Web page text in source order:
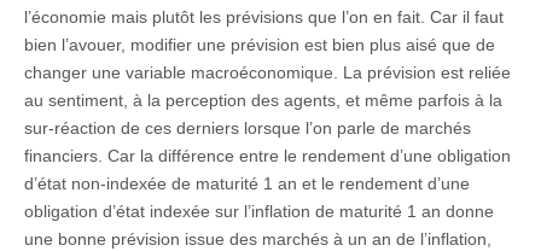
l’économie mais plutôt les prévisions que l’on en fait. Car il faut
bien l’avouer, modifier une prévision est bien plus aisé que de
changer une variable macroéconomique. La prévision est reliée
au sentiment, à la perception des agents, et même parfois à la
sur-réaction de ces derniers lorsque l’on parle de marchés
financiers. Car la différence entre le rendement d’une obligation
d’état non-indexée de maturité 1 an et le rendement d’une
obligation d’état indexée sur l’inflation de maturité 1 an donne
une bonne prévision issue des marchés à un an de l’inflation,